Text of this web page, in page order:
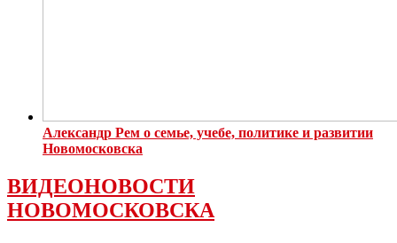
Александр Рем о семье, учебе, политике и развитии
Новомосковска
ВИДЕОНОВОСТИ
НОВОМОСКОВСКА